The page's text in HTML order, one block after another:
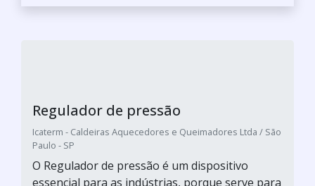
Regulador de pressão
Icaterm - Caldeiras Aquecedores e Queimadores Ltda / São
Paulo - SP
O Regulador de pressão é um dispositivo
essencial para as indústrias, porque serve para